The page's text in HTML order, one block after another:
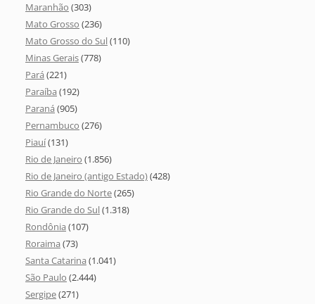
Maranhão (303)
Mato Grosso (236)
Mato Grosso do Sul(110)
Minas Gerais(778)
Pará (221)
Paraíba (192)
Paraná (905)
Pernambuco (276)
Piauí(131)
Rio de Janeiro (1.856)
Rio de Janeiro (antigo Estado)(428)
Rio Grande do Norte(265)
Rio Grande do Sul(1.318)
Rondônia (107)
Roraima (73)
Santa Catarina (1.041)
São Paulo (2.444)
Sergipe(271)